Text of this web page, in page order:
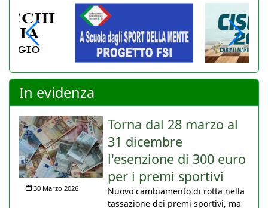
In evidenza
30 Marzo 2026
Torna dal 28 marzo al
31 dicembre
l'esenzione di 300 euro
per i premi sportivi
Nuovo cambiamento di rotta nella
tassazione dei premi sportivi, ma